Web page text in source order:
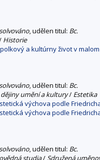
, udělen titul: Bc.
Historie
a kultúrny život v
, udělen titul: Bc.
umění a kultury/ Estetika
výchova podle
výchova podle
, udělen titul: Bc.
studia/Sdružená